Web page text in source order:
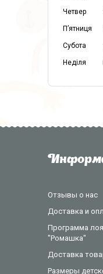
Четвер
Пʼятниця
Субота
Неділя
Отзывы о нас
Доставка и
Программа
"Ромашка"
Доставка
Размеры